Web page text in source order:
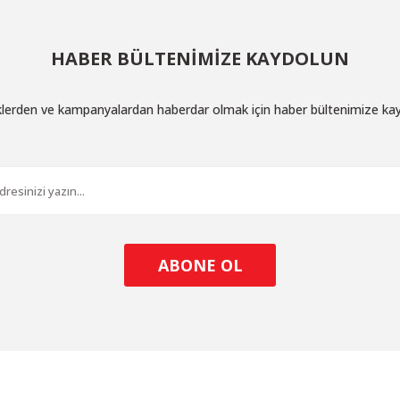
HABER BÜLTENİMİZE KAYDOLUN
ve kampanyalardan haberdar olmak için haber bültenimize
ABONE OL